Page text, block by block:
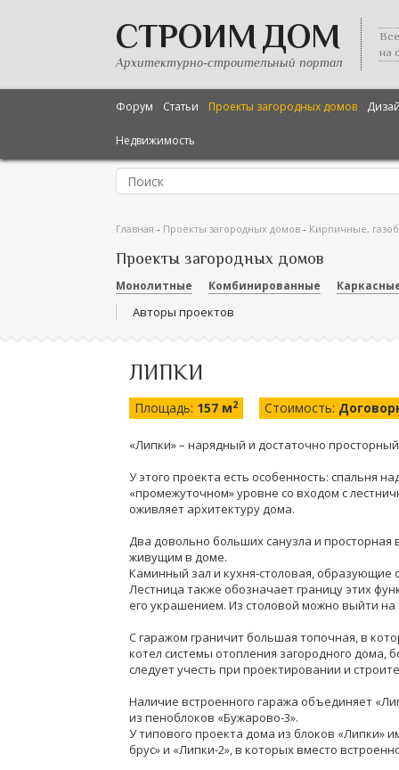
СТРОИМ ДОМ
Архитектурно-строительный портал
на
Форум Статьи Проекты загородных домов
Недвижимость
Главная - Проекты загородных домов - Кирпичные,
Проекты загородных домов
Монолитные Комбинированные
Авторы проектов
ЛИПКИ
Площадь: 157 м2 Стоимость:
«Липки» – нарядный и достаточно
У этого проекта есть особенность: спальня
«промежуточном» уровне со входом с
оживляет архитектуру дома.
Два довольно больших санузла и
живущим в доме.
Каминный зал и кухня-столовая,
Лестница также обозначает границу этих
его украшением. Из столовой можно выйти
С гаражом граничит большая топочная, в
котел системы отопления загородного дома,
следует учесть при проектировании и
Наличие встроенного гаража объединяет
из пеноблоков «Бужарово-3».
У типового проекта дома из блоков «Липки»
брус» и «Липки-2», в которых вместо